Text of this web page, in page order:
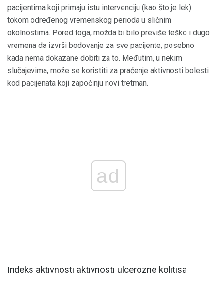
pacijentima koji primaju istu intervenciju (kao što je lek)
tokom određenog vremenskog perioda u sličnim
okolnostima. Pored toga, možda bi bilo previše teško i dugo
vremena da izvrši bodovanje za sve pacijente, posebno
kada nema dokazane dobiti za to. Međutim, u nekim
slučajevima, može se koristiti za praćenje aktivnosti bolesti
kod pacijenata koji započinju novi tretman.
ad
Indeks aktivnosti aktivnosti ulcerozne kolitisa